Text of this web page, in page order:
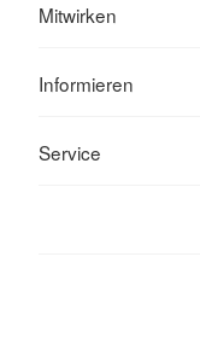
Mitwirken
Informieren
Service